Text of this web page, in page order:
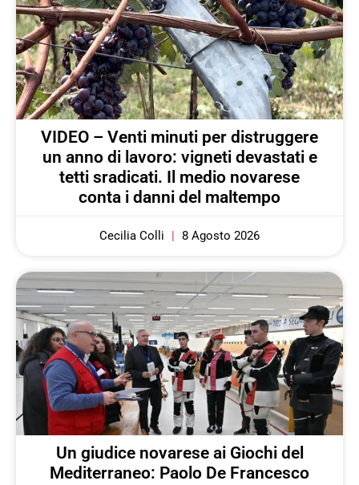
VIDEO – Venti minuti per distruggere
un anno di lavoro: vigneti devastati e
tetti sradicati. Il medio novarese
conta i danni del maltempo
Cecilia Colli 8 Agosto 2026
Un giudice novarese ai Giochi del
Mediterraneo: Paolo De Francesco